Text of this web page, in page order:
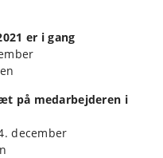
er i gang
på medarbejderen i
december